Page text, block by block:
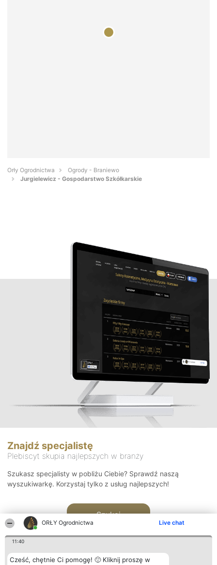
ORŁY Ogrodnictwa Live chat
11:40
Cześć, chętnie Ci pomogę! 🙂 Kliknij proszę w
Orły Ogrodnictwa
Ogrody - Braniewo
Jurgielewicz - Gospodarstwo Szkółkarskie
Znajdź specjalistę
Plebiscyt skupia najlepszych w branży
Szukasz specjalisty w pobliżu Ciebie? Sprawdź naszą
wyszukiwarkę. Korzystaj tylko z usług najlepszych!
Szukaj